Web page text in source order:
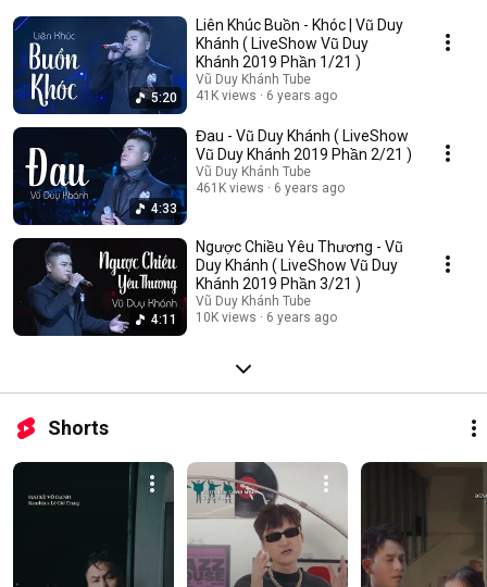
Đạt G , Dương Hoàng Yến
5:20
Liên Khúc Buồn - Khóc | Vũ Duy
Khánh ( LiveShow Vũ Duy
Khánh 2019 Phần 1/21 )
Vũ Duy Khánh Tube
41K views
6 years ago
4:33
Đau - Vũ Duy Khánh ( LiveShow
Vũ Duy Khánh 2019 Phần 2/21 )
Vũ Duy Khánh Tube
461K views
6 years ago
4:11
Ngược Chiều Yêu Thương - Vũ
Duy Khánh ( LiveShow Vũ Duy
Khánh 2019 Phần 3/21 )
Vũ Duy Khánh Tube
10K views
6 years ago
Shorts